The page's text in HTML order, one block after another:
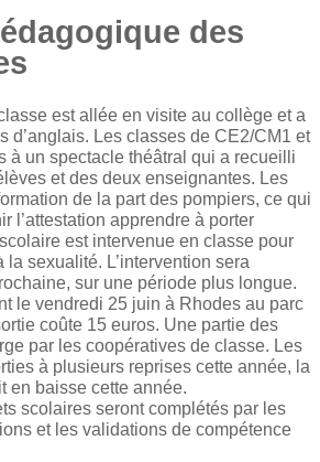
des
est allée en visite au collège et a
d’anglais. Les classes de CE2/CM1 et
à un spectacle théâtral qui a recueilli
et des deux enseignantes. Les
de la part des pompiers, ce qui
l’attestation apprendre à porter
est intervenue en classe pour
la sexualité. L’intervention sera
sur une période plus longue.
le vendredi 25 juin à Rhodes au parc
coûte 15 euros. Une partie des
par les coopératives de classe. Les
à plusieurs reprises cette année, la
en baisse cette année.
scolaires seront complétés par les
et les validations de compétence